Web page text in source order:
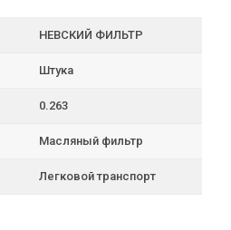
НЕВСКИЙ ФИЛЬТР
Штука
0.263
Масляный фильтр
Легковой транспорт